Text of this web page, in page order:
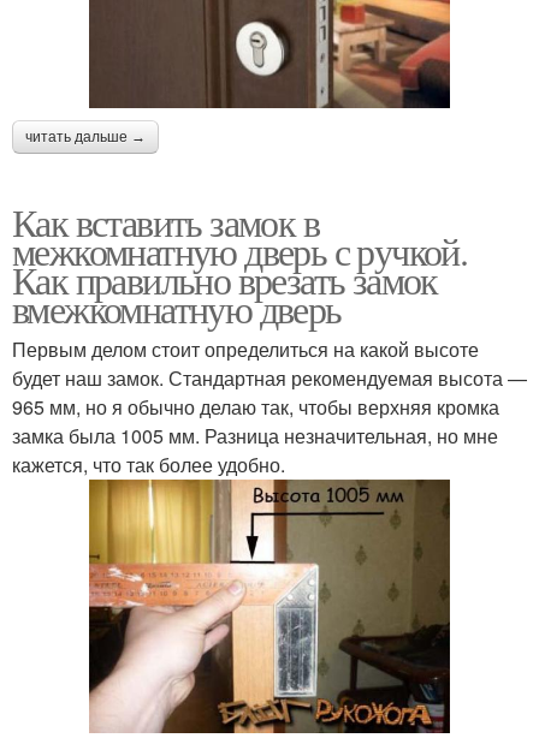
читать дальше →
Как вставить замок в
межкомнатную дверь с ручкой.
Как правильно врезать замок
вмежкомнатную дверь
Первым делом стоит определиться на какой высоте
будет наш замок. Стандартная рекомендуемая высота —
965 мм, но я обычно делаю так, чтобы верхняя кромка
замка была 1005 мм. Разница незначительная, но мне
кажется, что так более удобно.